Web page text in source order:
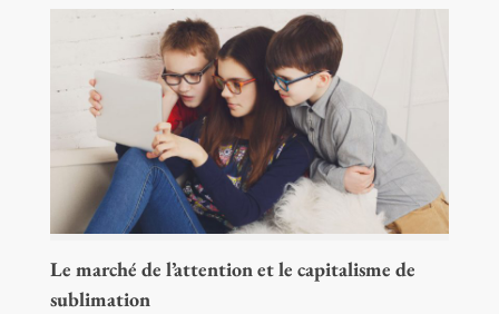
Le marché de l’attention et le capitalisme de
sublimation